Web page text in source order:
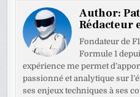
Author:
Rédacteur
Fondateur de
Formule 1
expérience me permet
passionné et analytique sur
ses enjeux techniques à ses